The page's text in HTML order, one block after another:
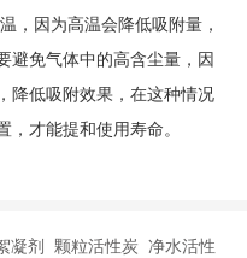
，因为高温会降低吸附量，
避免气体中的高含尘量，因
降低吸附效果，在这种情况
才能提和使用寿命。
凝剂 颗粒活性炭 净水活性